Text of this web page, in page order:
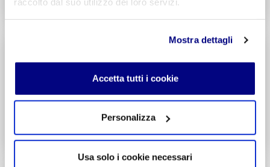
Mostra dettagli
Accetta tutti i cookie
Personalizza
Usa solo i cookie necessari
Tecnico Tecnologico
Informatico
Integr. Intelligenza artificiale & Robotica
Potenziamento madrelingua Inglese
Entra
Codice Meccanografico: MITF005006